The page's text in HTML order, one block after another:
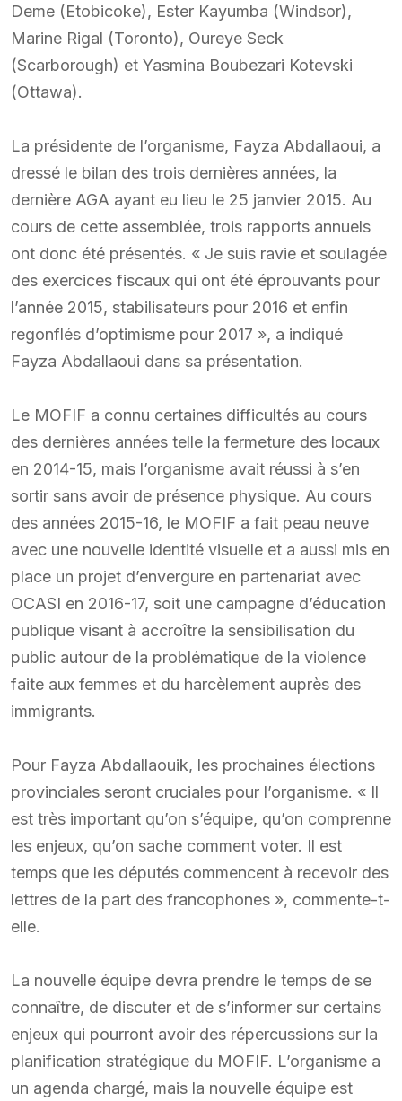
Deme (Etobicoke), Ester Kayumba (Windsor),
Marine Rigal (Toronto), Oureye Seck
(Scarborough) et Yasmina Boubezari Kotevski
(Ottawa).
La présidente de l’organisme, Fayza Abdallaoui, a
dressé le bilan des trois dernières années, la
dernière AGA ayant eu lieu le 25 janvier 2015. Au
cours de cette assemblée, trois rapports annuels
ont donc été présentés. « Je suis ravie et soulagée
des exercices fiscaux qui ont été éprouvants pour
l’année 2015, stabilisateurs pour 2016 et enfin
regonflés d’optimisme pour 2017 », a indiqué
Fayza Abdallaoui dans sa présentation.
Le MOFIF a connu certaines difficultés au cours
des dernières années telle la fermeture des locaux
en 2014-15, mais l’organisme avait réussi à s’en
sortir sans avoir de présence physique. Au cours
des années 2015-16, le MOFIF a fait peau neuve
avec une nouvelle identité visuelle et a aussi mis en
place un projet d’envergure en partenariat avec
OCASI en 2016-17, soit une campagne d’éducation
publique visant à accroître la sensibilisation du
public autour de la problématique de la violence
faite aux femmes et du harcèlement auprès des
immigrants.
Pour Fayza Abdallaouik, les prochaines élections
provinciales seront cruciales pour l’organisme. « Il
est très important qu’on s’équipe, qu’on comprenne
les enjeux, qu’on sache comment voter. Il est
temps que les députés commencent à recevoir des
lettres de la part des francophones », commente-t-
elle.
La nouvelle équipe devra prendre le temps de se
connaître, de discuter et de s’informer sur certains
enjeux qui pourront avoir des répercussions sur la
planification stratégique du MOFIF. L’organisme a
un agenda chargé, mais la nouvelle équipe est